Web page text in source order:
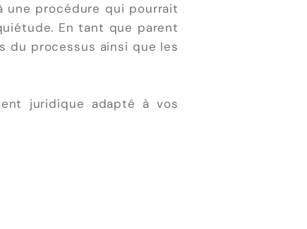
une procédure qui pourrait
En tant que parent
du processus ainsi que les
juridique adapté à vos